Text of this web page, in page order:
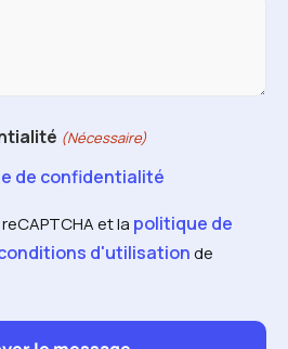
(Nécessaire)
de confidentialité
et la politique de
d'utilisationde